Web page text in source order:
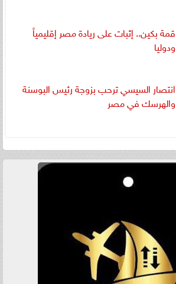
قمة بكين.. إثبات على ريادة مصر إقليمياً
ودوليا
انتصار السيسي ترحب بزوجة رئيس البوسنة
والهرسك في مصر